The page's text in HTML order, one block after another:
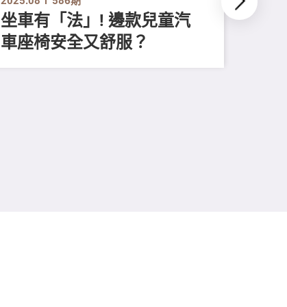
坐車有「法」! 邊款兒童汽
車座椅安全又舒服？